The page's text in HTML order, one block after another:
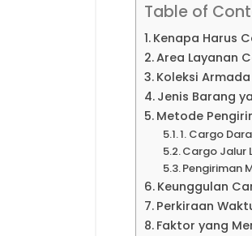
Table of
Kenapa Harus
Area Layanan
Koleksi
Jenis Barang
Metode
1. Cargo
Cargo Jalur
Pengiriman
Keunggulan
Perkiraan
Faktor yang